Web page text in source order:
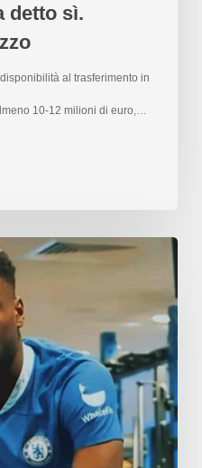
detto sì.
al trasferimento in
10-12 milioni di euro,…